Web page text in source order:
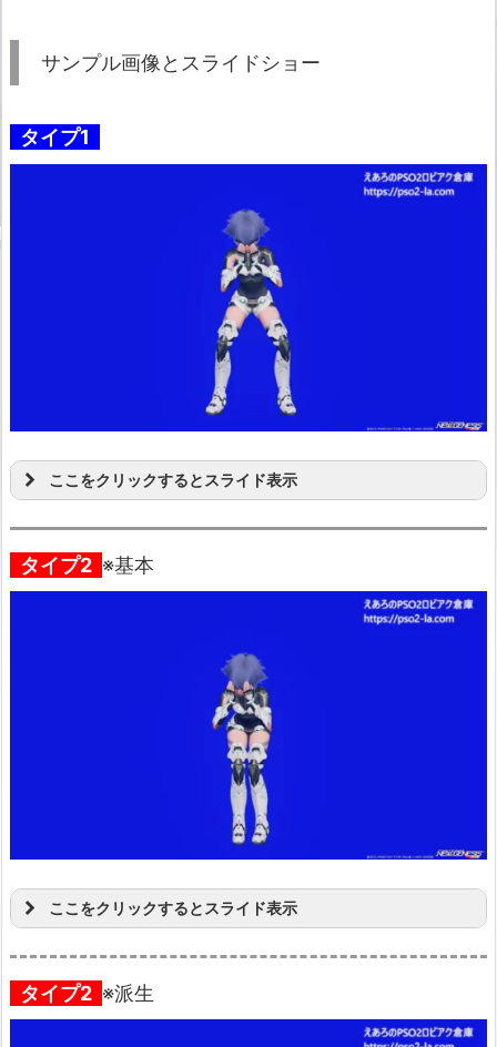
サンプル画像とスライドショー
タイプ1
ここをクリックするとスライド表示
タイプ2 ※基本
ここをクリックするとスライド表示
タイプ2 ※派生